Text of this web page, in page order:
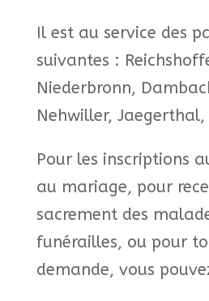
Il est au service des
suivantes :
Niederbronn,
Nehwiller, Jaegerthal,
Pour les inscriptions
au mariage, pour
sacrement des
funérailles, ou pour
demande, vous